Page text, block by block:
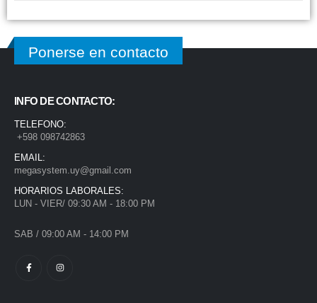
Ponerse en contacto
INFO DE CONTACTO:
TELEFONO:
+598 098742863
EMAIL:
megasystem.uy@gmail.com
HORARIOS LABORALES:
LUN - VIER/ 09:30 AM - 18:00 PM
SAB / 09:00 AM - 14:00 PM